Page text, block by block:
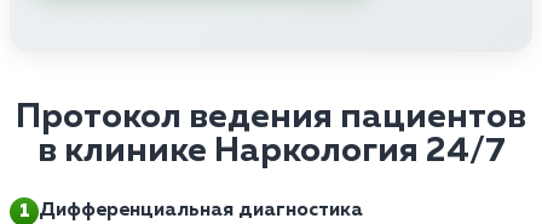
Протокол ведения пациентов
в клинике Наркология 24/7
Дифференциальная диагностика